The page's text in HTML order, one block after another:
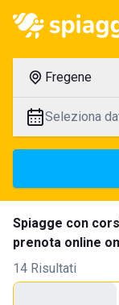
Fregene
Seleziona
Spiagge con
prenota online
14 Risultati